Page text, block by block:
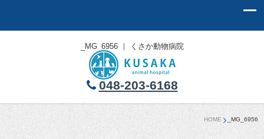
_MG_6956 ｜ くさか動物病院
048-203-6168
HOME _MG_6956